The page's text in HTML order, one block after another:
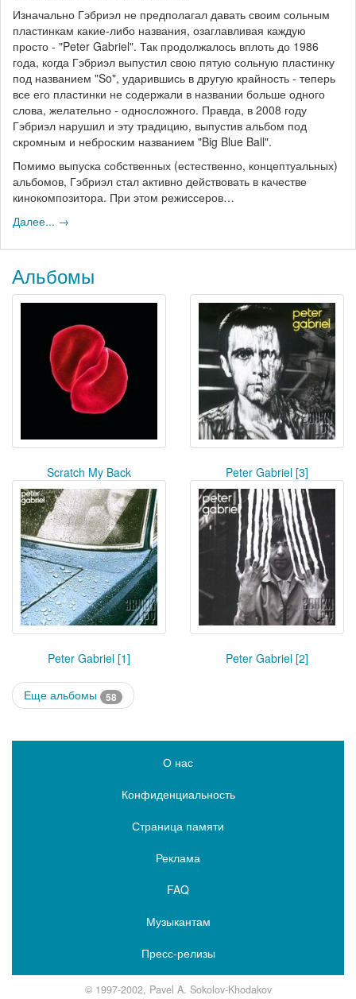
Изначально Гэбриэл не предполагал давать своим сольным
пластинкам какие-либо названия, озаглавливая каждую
просто - "Peter Gabriel". Так продолжалось вплоть до 1986
года, когда Гэбриэл выпустил свою пятую сольную пластинку
под названием "So", ударившись в другую крайность - теперь
все его пластинки не содержали в названии больше одного
слова, желательно - односложного. Правда, в 2008 году
Гэбриэл нарушил и эту традицию, выпустив альбом под
скромным и неброским названием "Big Blue Ball".
Помимо выпуска собственных (естественно, концептуальных)
альбомов, Гэбриэл стал активно действовать в качестве
кинокомпозитора. При этом режиссеров…
Далее... →
Альбомы
Scratch My Back Peter Gabriel [3]
Peter Gabriel [1] Peter Gabriel [2]
Еще альбомы 58
О нас
Конфиденциальность
Страница памяти
Реклама
FAQ
Музыкантам
Пресс-релизы
© 1997-2002, Pavel A. Sokolov-Khodakov